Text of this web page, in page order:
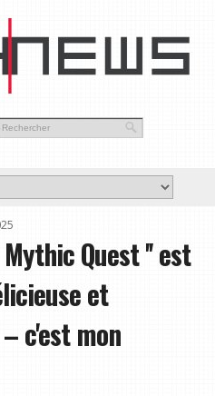
Quest '' est
et
c'est mon